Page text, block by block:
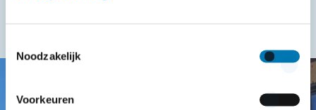
Noodzakelijk
Voorkeuren